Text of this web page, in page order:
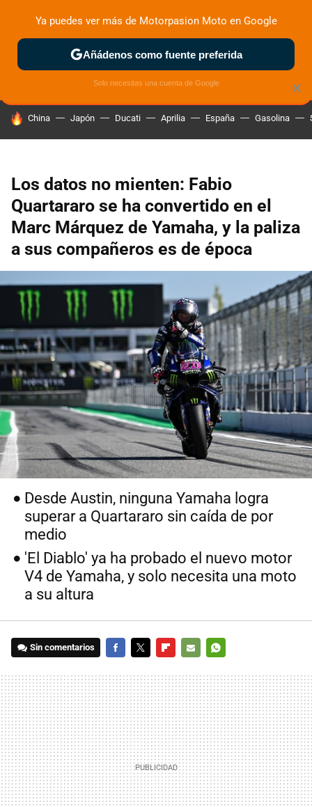
ZONA DE PRUEBAS DEPORTIVAS MOTOS ELÉCTRICAS
HOY SE HABLA DE
China Japón Ducati Aprilia España Gasolina
Los datos no mienten: Fabio
Quartararo se ha convertido en el
Marc Márquez de Yamaha, y la paliza
a sus compañeros es de época
Desde Austin, ninguna Yamaha logra
superar a Quartararo sin caída de por
medio
'El Diablo' ya ha probado el nuevo motor
V4 de Yamaha, y solo necesita una moto
a su altura
Sin comentarios
MAIL
×
Ya puedes ver más de Motorpasion Moto en Google
Añádenos como fuente preferida
Solo necesitas una cuenta de Google